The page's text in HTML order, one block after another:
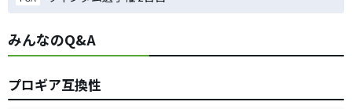
みんなのQ&A
プロギア互換性